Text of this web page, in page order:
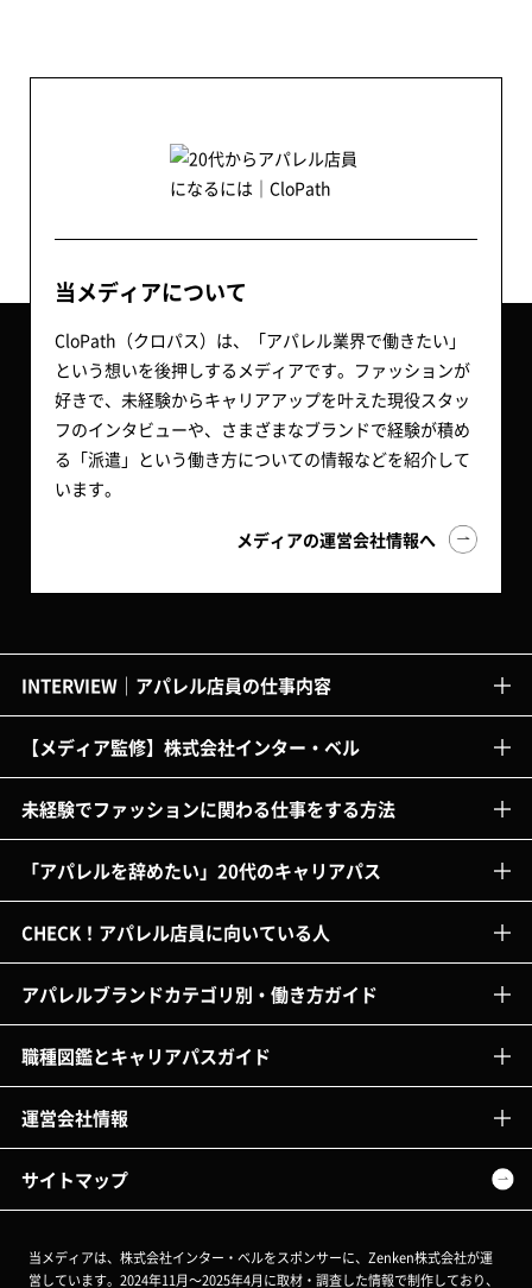
当メディアについて
CloPath（クロパス）は、「アパレル業界で働きたい」
という想いを後押しするメディアです。ファッションが
好きで、未経験からキャリアアップを叶えた現役スタッ
フのインタビューや、さまざまなブランドで経験が積め
る「派遣」という働き方についての情報などを紹介して
います。
メディアの運営会社情報へ
INTERVIEW｜アパレル店員の仕事内容
【メディア監修】株式会社インター・ベル
未経験でファッションに関わる仕事をする方法
「アパレルを辞めたい」20代のキャリアパス
CHECK！アパレル店員に向いている人
アパレルブランドカテゴリ別・働き方ガイド
職種図鑑とキャリアパスガイド
運営会社情報
サイトマップ
当メディアは、株式会社インター・ベルをスポンサーに、Zenken株式会社が運
営しています。2024年11月～2025年4月に取材・調査した情報で制作しており、